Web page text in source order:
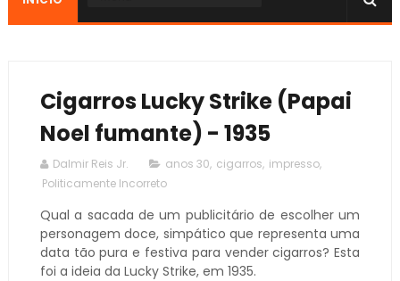
Cigarros Lucky Strike (Papai
Noel fumante) - 1935
Dalmir Reis Jr. anos 30, cigarros, impresso,
Politicamente Incorreto
Qual a sacada de um publicitário de escolher um
personagem doce, simpático que representa uma
data tão pura e festiva para vender cigarros? Esta
foi a ideia da Lucky Strike, em 1935.